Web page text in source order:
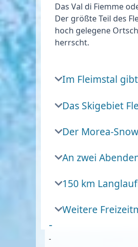
Das Val di Fiemme
Der größte Teil des
hoch gelegene
herrscht.
Im Fleimstal
Das Skigebiet
Der Morea-
An zwei
150 km
Weitere
-
-